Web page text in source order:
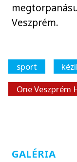
Veszprém.
sport
One Veszprém
GALÉRIA